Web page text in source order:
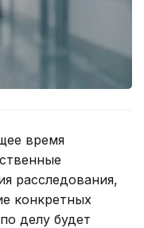
время
расследования,
конкретных
делу будет